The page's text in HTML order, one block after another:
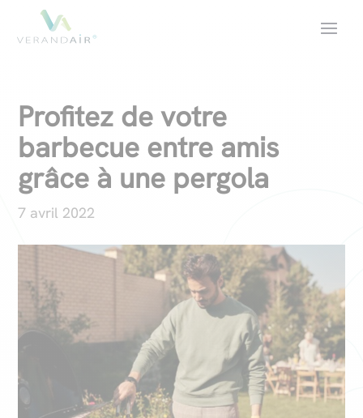
Profitez de votre
barbecue entre amis
grâce à une pergola
7 avril 2022